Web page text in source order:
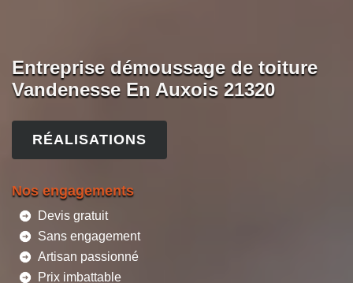
Entreprise démoussage de toiture
Vandenesse En Auxois 21320
RÉALISATIONS
Nos engagements
Devis gratuit
Sans engagement
Artisan passionné
Prix imbattable